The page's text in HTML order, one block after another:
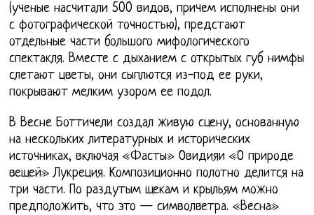
(ученые насчитали 500 видов, причем исполнены они
с фотографической точностью), предстают
отдельные части большого мифологического
спектакля. Вместе с дыханием с открытых губ нимфы
слетают цветы, они сыплются из-под ее руки,
покрывают мелким узором ее подол.
В Весне Боттичели создал живую сцену, основанную
на нескольких литературных и исторических
источниках, включая «Фасты» Овидияи «О природе
вещей» Лукреция. Композиционно полотно делится на
три части. По раздутым щекам и крыльям можно
предположить, что это — символветра. «Весна»